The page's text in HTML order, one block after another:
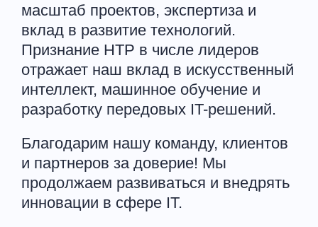
масштаб проектов, экспертиза и
вклад в развитие технологий.
Признание НТР в числе лидеров
отражает наш вклад в искусственный
интеллект, машинное обучение и
разработку передовых IT-решений.
Благодарим нашу команду, клиентов
и партнеров за доверие! Мы
продолжаем развиваться и внедрять
инновации в сфере IT.